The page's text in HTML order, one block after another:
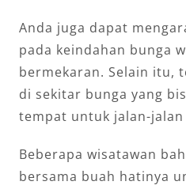
Anda juga dapat
pada keindahan bunga
bermekaran. Selain itu,
di sekitar bunga yang
tempat untuk jalan-
Beberapa wisatawan
bersama buah hatinya